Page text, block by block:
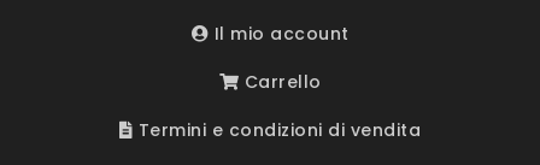
Il mio account
Carrello
Termini e condizioni di vendita